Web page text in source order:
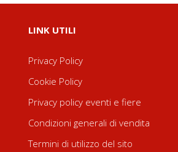
LINK UTILI
Privacy Policy
Cookie Policy
Privacy policy eventi e fiere
Condizioni generali di vendita
Termini di utilizzo del sito